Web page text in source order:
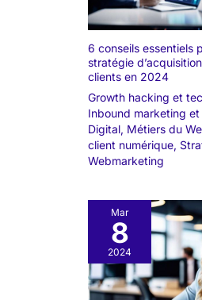
6 conseils essentiels
stratégie
clients en 2024
Growth hacking et
Inbound marketing
Digital, Métiers du
client numérique,
Webmarketing
Mar
8
2024